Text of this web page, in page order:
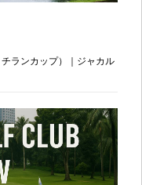
ランカップ）｜ジャカル